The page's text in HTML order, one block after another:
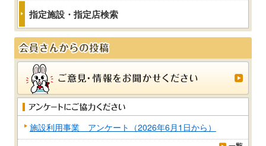
指定施設・指定店検索
施設利用事業 アンケート（2026年6月1日から）